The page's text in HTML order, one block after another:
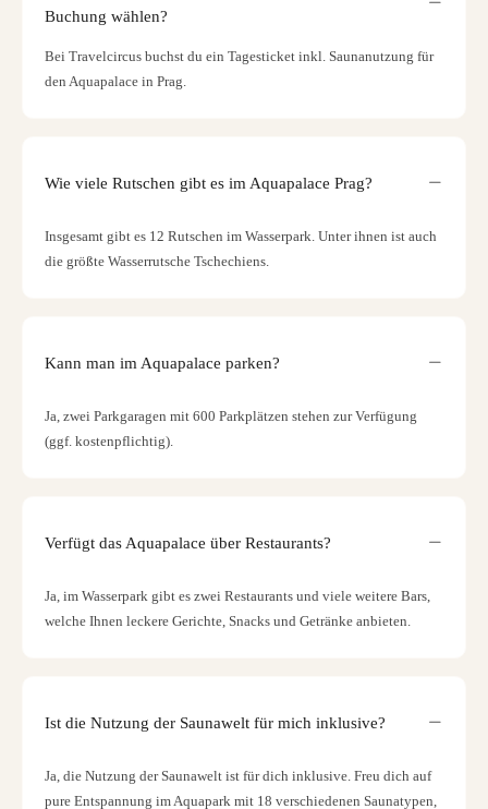
Buchung wählen?
Bei Travelcircus buchst du ein Tagesticket inkl. Saunanutzung für
den Aquapalace in Prag.
Wie viele Rutschen gibt es im Aquapalace Prag?
Insgesamt gibt es 12 Rutschen im Wasserpark. Unter ihnen ist auch
die größte Wasserrutsche Tschechiens.
Kann man im Aquapalace parken?
Ja, zwei Parkgaragen mit 600 Parkplätzen stehen zur Verfügung
(ggf. kostenpflichtig).
Verfügt das Aquapalace über Restaurants?
Ja, im Wasserpark gibt es zwei Restaurants und viele weitere Bars,
welche Ihnen leckere Gerichte, Snacks und Getränke anbieten.
Ist die Nutzung der Saunawelt für mich inklusive?
Ja, die Nutzung der Saunawelt ist für dich inklusive. Freu dich auf
pure Entspannung im Aquapark mit 18 verschiedenen Saunatypen,